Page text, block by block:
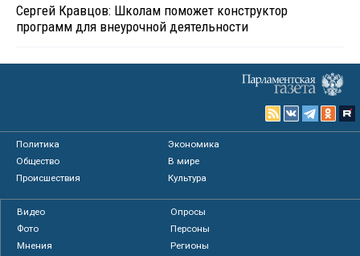
Сергей Кравцов: Школам поможет конструктор
программ для внеурочной деятельности
Политика
Экономика
Общество
В мире
Происшествия
Культура
Видео
Опросы
Фото
Персоны
Мнения
Регионы